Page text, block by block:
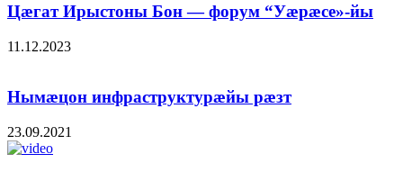
Цæгат Ирыстоны Бон — форум “Уæрæсе»-йы
11.12.2023
Нымæцон инфраструктурæйы рæзт
23.09.2021